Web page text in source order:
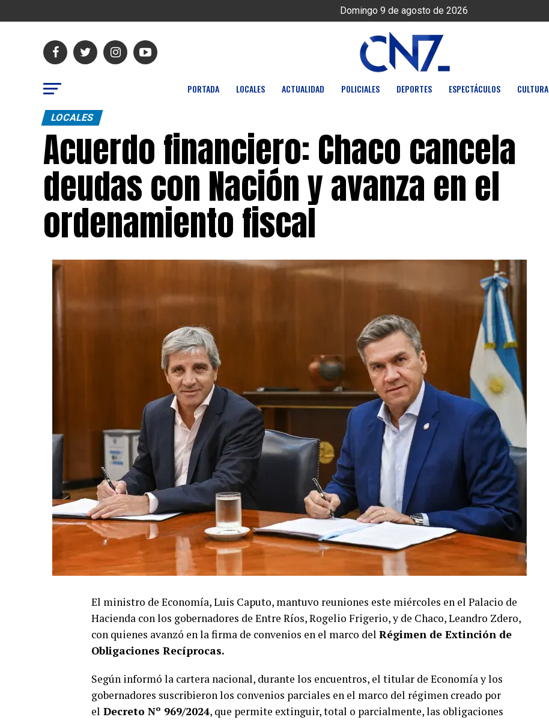
Domingo 9 de agosto de 2026
PORTADA LOCALES ACTUALIDAD POLICIALES DEPORTES ESPECTÁCULOS CULTURA
LOCALES
Acuerdo financiero: Chaco cancela
deudas con Nación y avanza en el
ordenamiento fiscal
El ministro de Economía, Luis Caputo, mantuvo reuniones este miércoles en el Palacio de
Hacienda con los gobernadores de Entre Ríos, Rogelio Frigerio, y de Chaco, Leandro Zdero,
con quienes avanzó en la firma de convenios en el marco del Régimen de Extinción de
Obligaciones Recíprocas.
Según informó la cartera nacional, durante los encuentros, el titular de Economía y los
gobernadores suscribieron los convenios parciales en el marco del régimen creado por
el Decreto Nº 969/2024, que permite extinguir, total o parcialmente, las obligaciones